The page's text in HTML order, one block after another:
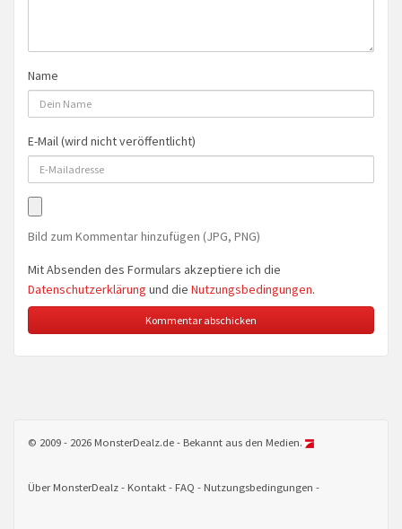
Name
E-Mail (wird nicht veröffentlicht)
Bild zum Kommentar hinzufügen (JPG, PNG)
Mit Absenden des Formulars akzeptiere ich die
Datenschutzerklärung und die Nutzungsbedingungen.
© 2009 - 2026 MonsterDealz.de - Bekannt aus den Medien.
Über MonsterDealz Kontakt FAQ Nutzungsbedingungen